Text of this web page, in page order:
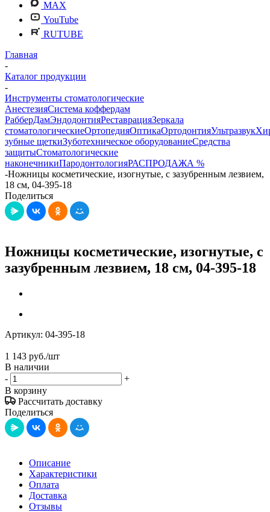
MAX
YouTube
RUTUBE
Главная
-
Каталог продукции
-
Инструменты стоматологические
АнестезияСистема коффердам
РабберДамЭндодонтияРеставрацияЗеркала
стоматологическиеОртопедияОптикаОртодонтияУльтразвук
зубные щеткиЗуботехническое оборудованиеСредства
защитыСтоматологические
наконечникиПародонтологияРАСПРОДАЖА %
-Ножницы косметические, изогнутые, с зазубренным лезвием,
18 см, 04-395-18
Поделиться
Ножницы косметические, изогнутые, с
зазубренным лезвием, 18 см, 04-395-18
Артикул: 04-395-18
1 143 руб./шт
В наличии
-
+
В корзину
Рассчитать доставку
Поделиться
Описание
Характеристики
Оплата
Доставка
Отзывы